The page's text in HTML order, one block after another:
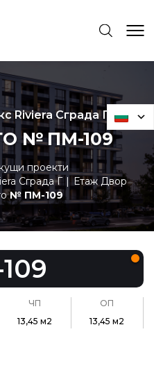
Riviera Сграда Г
№ ПМ-109
проекти
Сграда Г
Етаж Двор
№ ПМ-109
ЧП
13,45 м2
ОП
13,45 м2